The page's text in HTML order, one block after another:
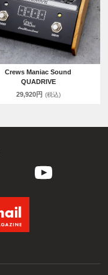
Crews Maniac Sound
QUADRIVE
29,920円 (税込)